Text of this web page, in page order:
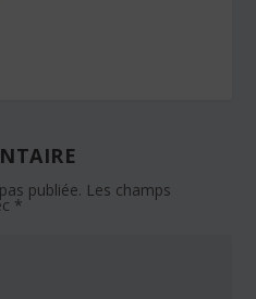
publiée. Les champs
*